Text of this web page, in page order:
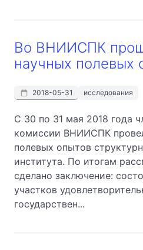
Во ВНИИСПК
научных полевых
2018-05-31 исследования
С 30 по 31 мая 2018 года
комиссии ВНИИСПК
полевых опытов
института. По итогам
сделано заключение:
участков
государствен...